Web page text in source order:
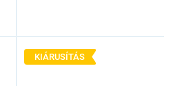
KIÁRUSÍTÁS